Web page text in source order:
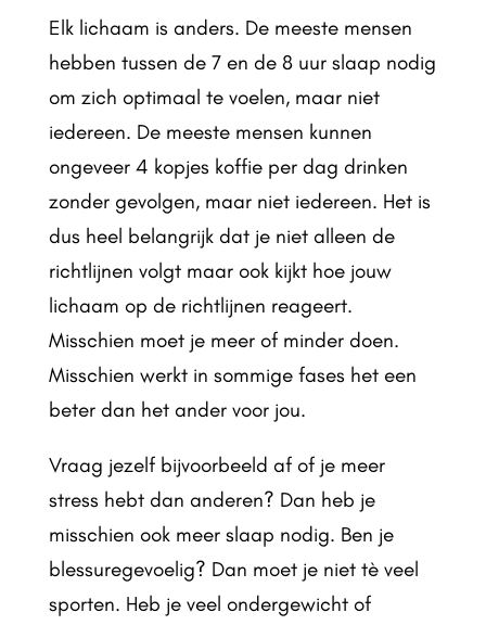
Elk lichaam is anders. De meeste mensen
hebben tussen de 7 en de 8 uur slaap nodig
om zich optimaal te voelen, maar niet
iedereen. De meeste mensen kunnen
ongeveer 4 kopjes koffie per dag drinken
zonder gevolgen, maar niet iedereen. Het is
dus heel belangrijk dat je niet alleen de
richtlijnen volgt maar ook kijkt hoe jouw
lichaam op de richtlijnen reageert.
Misschien moet je meer of minder doen.
Misschien werkt in sommige fases het een
beter dan het ander voor jou.
Vraag jezelf bijvoorbeeld af of je meer
stress hebt dan anderen? Dan heb je
misschien ook meer slaap nodig. Ben je
blessuregevoelig? Dan moet je niet tè veel
sporten. Heb je veel ondergewicht of